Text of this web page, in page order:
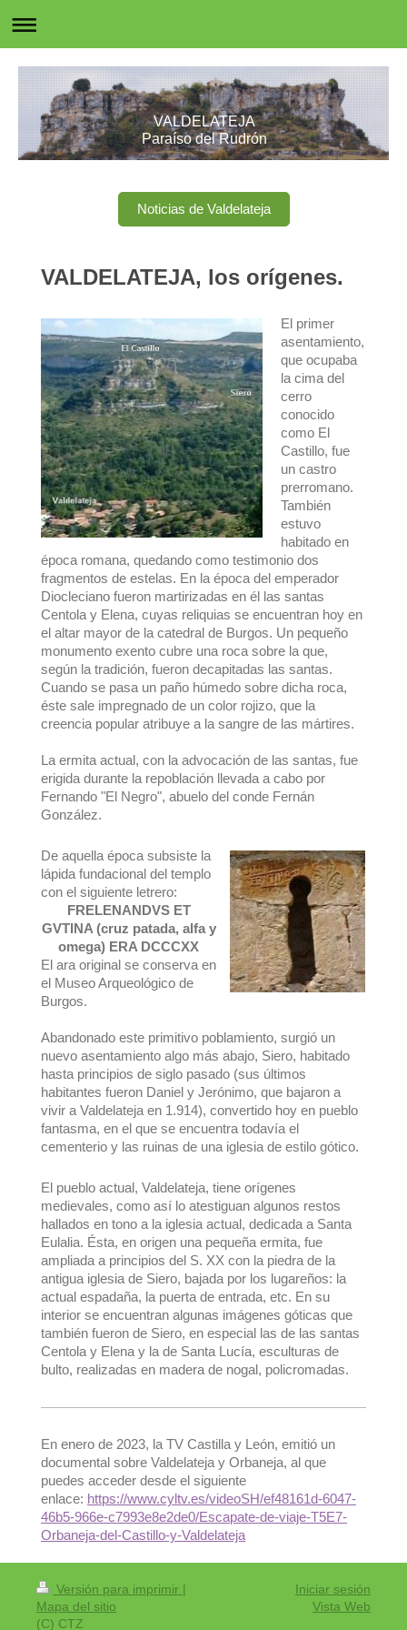
VALDELATEJA
Paraíso del Rudrón
Noticias de Valdelateja
VALDELATEJA, los orígenes.
El primer
asentamiento,
que ocupaba
la cima del
cerro
conocido
como El
Castillo, fue
un castro
prerromano.
También
estuvo
habitado en
época romana, quedando como testimonio dos
fragmentos de estelas. En la época del emperador
Diocleciano fueron martirizadas en él las santas
Centola y Elena, cuyas reliquias se encuentran hoy en
el altar mayor de la catedral de Burgos. Un pequeño
monumento exento cubre una roca sobre la que,
según la tradición, fueron decapitadas las santas.
Cuando se pasa un paño húmedo sobre dicha roca,
éste sale impregnado de un color rojizo, que la
creencia popular atribuye a la sangre de las mártires.
La ermita actual, con la advocación de las santas, fue
erigida durante la repoblación llevada a cabo por
Fernando "El Negro", abuelo del conde Fernán
González.
De aquella época subsiste la
lápida fundacional del templo
con el siguiente letrero:
FRELENANDVS ET
GVTINA (cruz patada, alfa y
omega) ERA DCCCXX
El ara original se conserva en
el Museo Arqueológico de
Burgos.
Abandonado este primitivo poblamiento, surgió un
nuevo asentamiento algo más abajo, Siero, habitado
hasta principios de siglo pasado (sus últimos
habitantes fueron Daniel y Jerónimo, que bajaron a
vivir a Valdelateja en 1.914), convertido hoy en pueblo
fantasma, en el que se encuentra todavía el
cementerio y las ruinas de una iglesia de estilo gótico.
El pueblo actual, Valdelateja, tiene orígenes
medievales, como así lo atestiguan algunos restos
hallados en tono a la iglesia actual, dedicada a Santa
Eulalia. Ésta, en origen una pequeña ermita, fue
ampliada a principios del S. XX con la piedra de la
antigua iglesia de Siero, bajada por los lugareños: la
actual espadaña, la puerta de entrada, etc. En su
interior se encuentran algunas imágenes góticas que
también fueron de Siero, en especial las de las santas
Centola y Elena y la de Santa Lucía, esculturas de
bulto, realizadas en madera de nogal, policromadas.
En enero de 2023, la TV Castilla y León, emitió un
documental sobre Valdelateja y Orbaneja, al que
puedes acceder desde el siguiente
enlace: https://www.cyltv.es/videoSH/ef48161d-6047-
46b5-966e-c7993e8e2de0/Escapate-de-viaje-T5E7-
Orbaneja-del-Castillo-y-Valdelateja
Versión para imprimir |
Mapa del sitio
(C) CTZ
Iniciar sesión
Vista Web